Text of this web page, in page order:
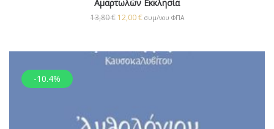
Αμαρτωλών Εκκλησία
13,80€ 12,00€ συμ/νου ΦΠΑ
-10.4%